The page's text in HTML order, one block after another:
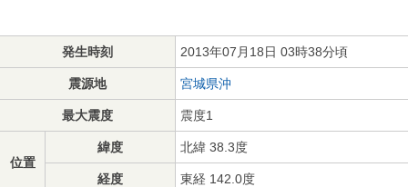
発生時刻 2013年07月18日 03時38分頃
震源地 宮城県沖
最大震度 震度1
位置
緯度 北緯 38.3度
経度 東経 142.0度